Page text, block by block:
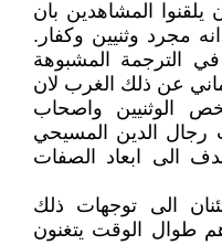
يلقنوا المشاهدين بان
مجرد وثنيين وكفار.
الترجمة المشبوهة
عن ذلك الغرب لان
الوثنيين واصحاب
رجال الدين المسيحي
الى ابعاد الصفات
الى توجهات ذلك
طوال الوقت يتغنون